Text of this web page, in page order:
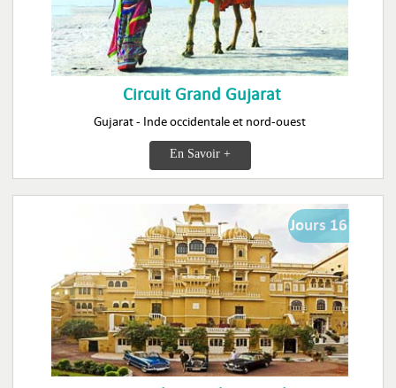
Circuit Grand Gujarat
Gujarat - Inde occidentale et nord-ouest
En Savoir +
Jours 16